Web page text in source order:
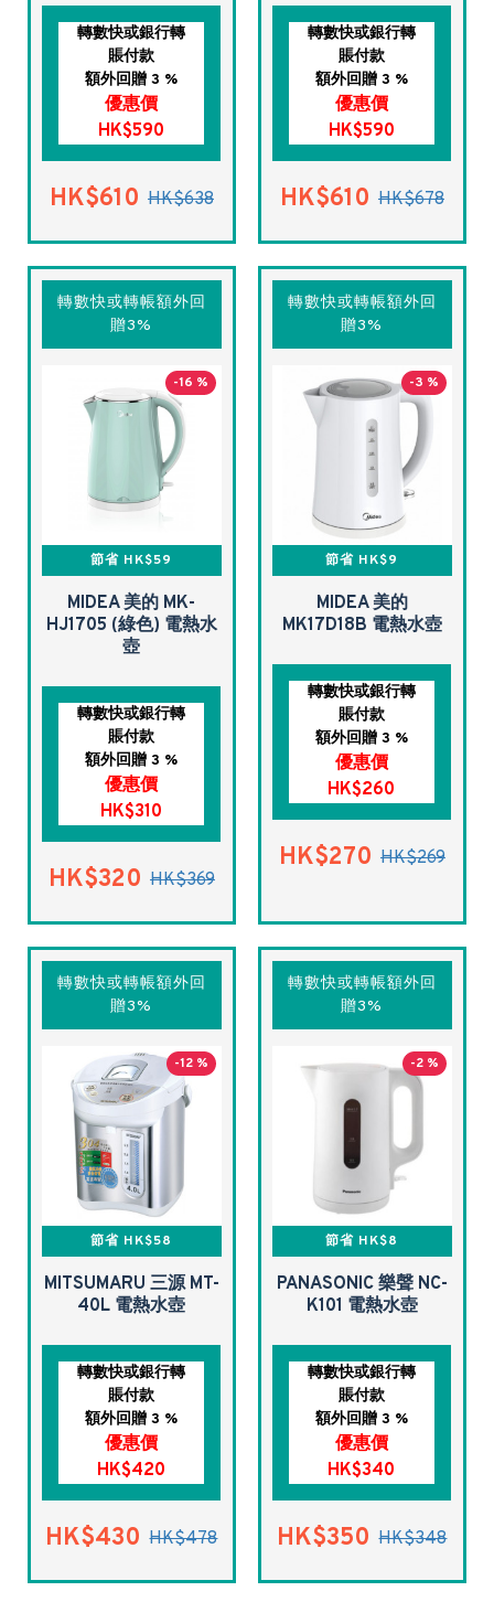
轉數快或銀行轉
賬付款
額外回贈 3 %
優惠價
HK$590
HK$610 HK$638
轉數快或銀行轉
賬付款
額外回贈 3 %
優惠價
HK$590
HK$610 HK$678
轉數快或轉帳額外回
贈3%
-16 %
節省 HK$59
MIDEA 美的 MK-
HJ1705 (綠色) 電熱水
壺
轉數快或銀行轉
賬付款
額外回贈 3 %
優惠價
HK$310
HK$320 HK$369
轉數快或轉帳額外回
贈3%
-3 %
節省 HK$9
MIDEA 美的
MK17D18B 電熱水壺
轉數快或銀行轉
賬付款
額外回贈 3 %
優惠價
HK$260
HK$270 HK$269
轉數快或轉帳額外回
贈3%
-12 %
節省 HK$58
MITSUMARU 三源 MT-
40L 電熱水壺
轉數快或銀行轉
賬付款
額外回贈 3 %
優惠價
HK$420
HK$430 HK$478
轉數快或轉帳額外回
贈3%
-2 %
節省 HK$8
PANASONIC 樂聲 NC-
K101 電熱水壺
轉數快或銀行轉
賬付款
額外回贈 3 %
優惠價
HK$340
HK$350 HK$348